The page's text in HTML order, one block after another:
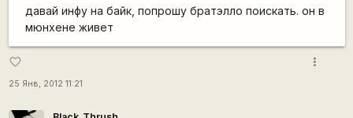
давай инфу на байк, попрошу братэлло поискать. он в
мюнхене живет
favorite_border
25 Янв, 2012 11:21
more_vert